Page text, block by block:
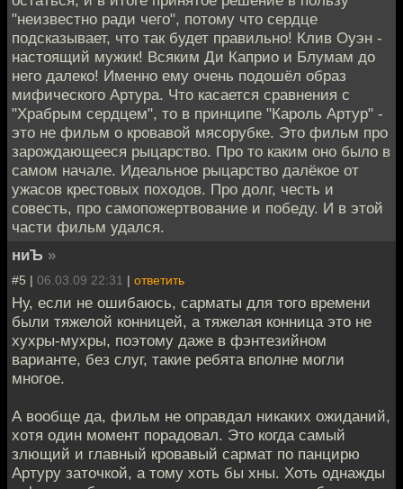
"неизвестно ради чего", потому что сердце
подсказывает, что так будет правильно! Клив Оуэн -
настоящий мужик! Всяким Ди Каприо и Блумам до
него далеко! Именно ему очень подошёл образ
мифического Артура. Что касается сравнения с
"Храбрым сердцем", то в принципе "Кароль Артур" -
это не фильм о кровавой мясорубке. Это фильм про
зарождающееся рыцарство. Про то каким оно было в
самом начале. Идеальное рыцарство далёкое от
ужасов крестовых походов. Про долг, честь и
совесть, про самопожертвование и победу. И в этой
части фильм удался.
ниЪ »
#5 | 06.03.09 22:31 | ответить
Ну, если не ошибаюсь, сарматы для того времени
были тяжелой конницей, а тяжелая конница это не
хухры-мухры, поэтому даже в фэнтезийном
варианте, без слуг, такие ребята вполне могли
многое.
А вообще да, фильм не оправдал никаких ожиданий,
хотя один момент порадовал. Это когда самый
злющий и главный кровавый сармат по панцирю
Артуру заточкой, а тому хоть бы хны. Хоть однажды